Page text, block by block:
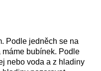
Podle jedněch se na
máme bubínek. Podle
nebo voda a z hladiny